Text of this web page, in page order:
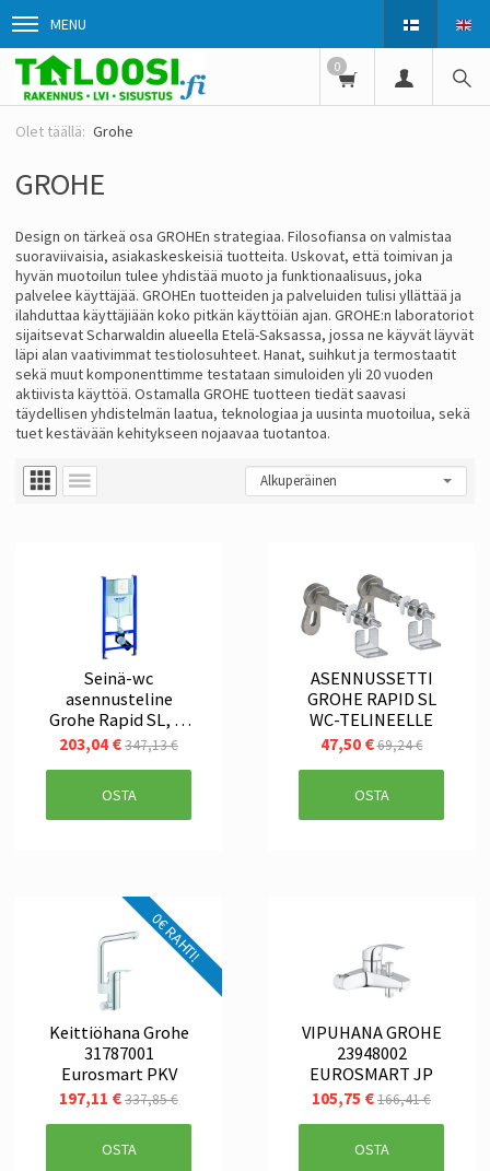
MENU
0
Grohe
GROHE
Design on tärkeä osa GROHEn strategiaa. Filosofiansa on valmistaa
suoraviivaisia, asiakaskeskeisiä tuotteita. Uskovat, että toimivan ja
hyvän muotoilun tulee yhdistää muoto ja funktionaalisuus, joka
palvelee käyttäjää. GROHEn tuotteiden ja palveluiden tulisi yllättää ja
ilahduttaa käyttäjiään koko pitkän käyttöiän ajan. GROHE:n laboratoriot
sijaitsevat Scharwaldin alueella Etelä-Saksassa, jossa ne käyvät läyvät
läpi alan vaativimmat testiolosuhteet. Hanat, suihkut ja termostaatit
sekä muut komponenttimme testataan simuloiden yli 20 vuoden
aktiivista käyttöä. Ostamalla GROHE tuotteen tiedät saavasi
täydellisen yhdistelmän laatua, teknologiaa ja uusinta muotoilua, sekä
tuet kestävään kehitykseen nojaavaa tuotantoa.
Seinä-wc
asennusteline
Grohe Rapid SL, 3-
in-1
203,04 €347,13 €
OSTA
ASENNUSSETTI
GROHE RAPID SL
WC-TELINEELLE
47,50 €69,24 €
OSTA
0€ RAHTI!
Keittiöhana Grohe
31787001
Eurosmart PKV
197,11 €337,85 €
OSTA
VIPUHANA GROHE
23948002
EUROSMART JP
105,75 €166,41 €
OSTA